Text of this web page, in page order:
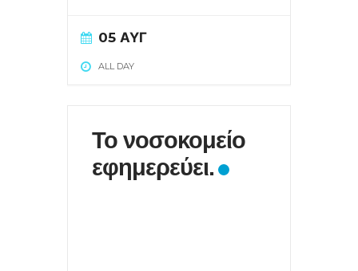
05 ΑΥΓ
ALL DAY
Το νοσοκομείο
εφημερεύει.